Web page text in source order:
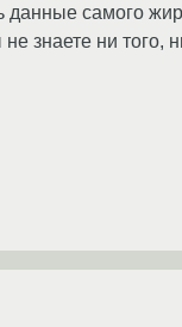
самого
знаете ни того,